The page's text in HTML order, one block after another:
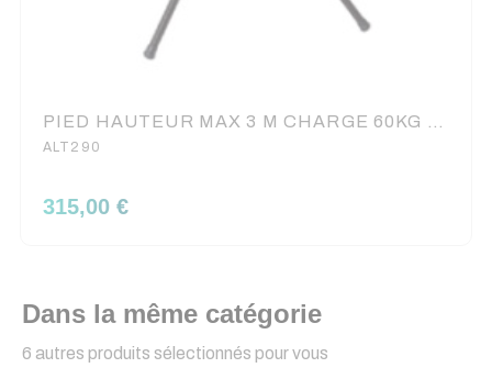
ALT290
315,00 €
Dans la même catégorie
6 autres produits sélectionnés pour vous